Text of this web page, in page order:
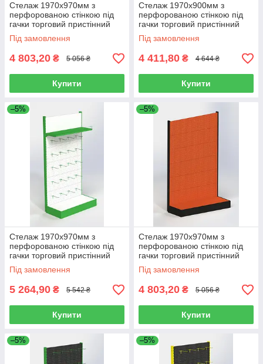
Стелаж 1970х970мм з
перфорованою стінкою під
гачки торговий пристінний
для магазину
Під замовлення
4 803,20 ₴ 5 056 ₴
Купити
Стелаж 1970х900мм з
перфорованою стінкою під
гачки торговий пристінний
для магазину
Під замовлення
4 411,80 ₴ 4 644 ₴
Купити
–5%
Стелаж 1970х970мм з
перфорованою стінкою під
гачки торговий пристінний
для магазину
Під замовлення
5 264,90 ₴ 5 542 ₴
Купити
–5%
Стелаж 1970х970мм з
перфорованою стінкою під
гачки торговий пристінний
для магазину
Під замовлення
4 803,20 ₴ 5 056 ₴
Купити
–5% –5%